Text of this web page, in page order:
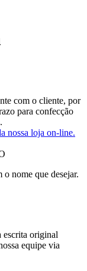
com o cliente, por
para confecção
nossa loja on-line.
nome que desejar.
escrita original
equipe via